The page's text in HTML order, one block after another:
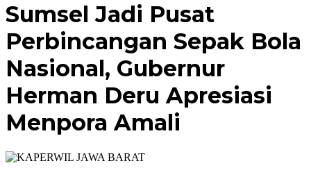
Sumsel Jadi Pusat
Perbincangan Sepak Bola
Nasional, Gubernur
Herman Deru Apresiasi
Menpora Amali